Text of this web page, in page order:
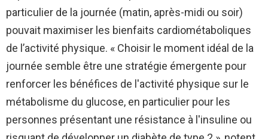
particulier de la journée (matin, après-midi ou soir)
pouvait maximiser les bienfaits cardiométaboliques
de l’activité physique. « Choisir le moment idéal de la
journée semble être une stratégie émergente pour
renforcer les bénéfices de l'activité physique sur le
métabolisme du glucose, en particulier pour les
personnes présentant une résistance à l'insuline ou